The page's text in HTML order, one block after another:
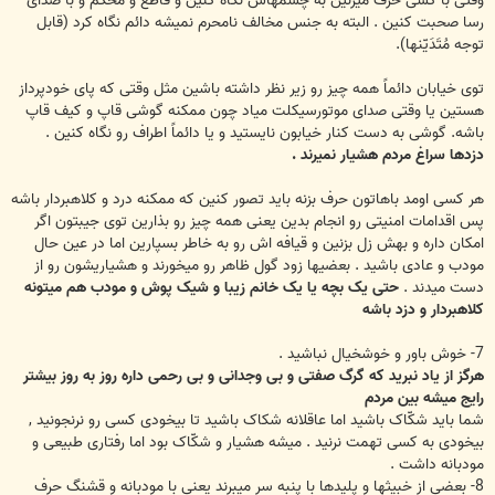
رسا صحبت کنین . البته به جنس مخالف نامحرم نمیشه دائم نگاه کرد (قابل
توجه مُتَدَیّنها).
توی خیابان دائماً همه چیز رو زیر نظر داشته باشین مثل وقتی که پای خودپرداز
هستین یا وقتی صدای موتورسیکلت میاد چون ممکنه گوشی قاپ و کیف قاپ
باشه. گوشی به دست کنار خیابون نایستید و یا دائماً اطراف رو نگاه کنین .
دزدها سراغ مردم هشیار نمیرند .
هر کسی اومد باهاتون حرف بزنه باید تصور کنین که ممکنه درد و کلاهبردار باشه
پس اقدامات امنیتی رو انجام بدین یعنی همه چیز رو بذارین توی جیبتون اگر
امکان داره و بهش زل بزنین و قیافه اش رو به خاطر بسپارین اما در عین حال
مودب و عادی باشید . بعضیها زود گول ظاهر رو میخورند و هشیاریشون رو از
دست میدند . حتی یک بچه یا یک خانم زیبا و شیک پوش و مودب هم میتونه
کلاهبردار و دزد باشه
7- خوش باور و خوشخیال نباشید .
هرگز از یاد نبرید که گرگ صفتی و بی وجدانی و بی رحمی داره روز به روز بیشتر
رایج میشه بین مردم
شما باید شکّاک باشید اما عاقلانه شکاک باشید تا بیخودی کسی رو نرنجونید ,
بیخودی به کسی تهمت نرنید . میشه هشیار و شکّاک بود اما رفتاری طبیعی و
مودبانه داشت .
8- بعضی از خبیثها و پلیدها با پنبه سر میبرند یعنی با مودبانه و قشنگ حرف